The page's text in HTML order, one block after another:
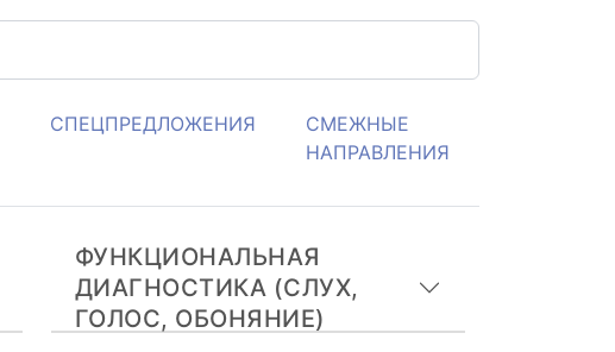
СПЕЦПРЕДЛОЖЕНИЯ
СМЕЖНЫЕ
НАПРАВЛЕНИЯ
ФУНКЦИОНАЛЬНАЯ
ДИАГНОСТИКА (СЛУХ,
ГОЛОС, ОБОНЯНИЕ)